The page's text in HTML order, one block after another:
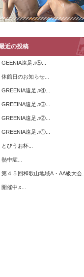
近の投稿
GEENIA遠足♫⑤...
休館日のお知らせ...
GREENIA遠足♫④...
GREEINA遠足♫③...
GREENIA遠足♫②...
GREENIA遠足♫①...
とびうお杯...
熱中症...
第４５回和歌山地域A・AA級大会...
開催中♫...